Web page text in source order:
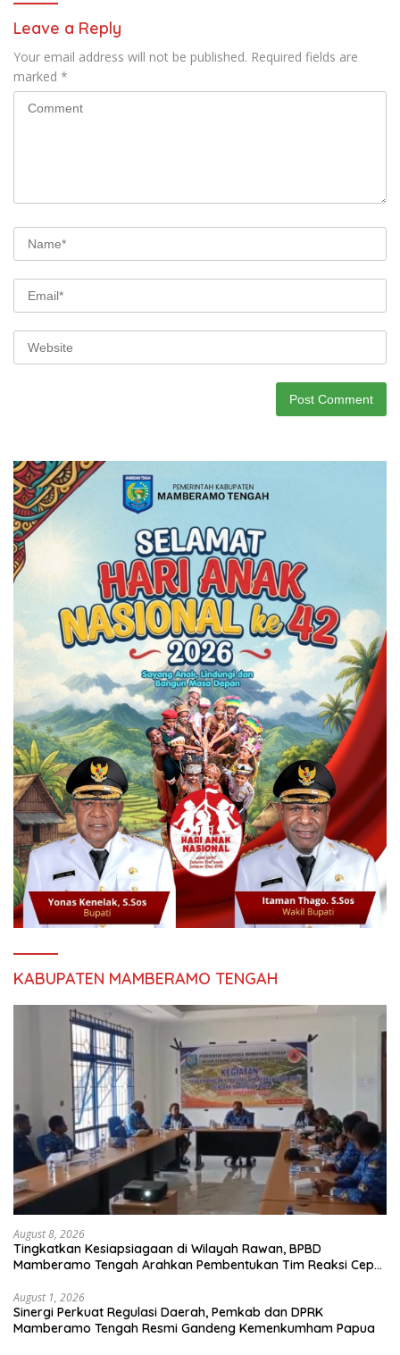
Leave a Reply
Your email address will not be published. Required fields are
marked *
KABUPATEN MAMBERAMO TENGAH
August 8, 2026
Tingkatkan Kesiapsiagaan di Wilayah Rawan, BPBD
Mamberamo Tengah Arahkan Pembentukan Tim Reaksi Cepat
August 1, 2026
Sinergi Perkuat Regulasi Daerah, Pemkab dan DPRK
Mamberamo Tengah Resmi Gandeng Kemenkumham Papua